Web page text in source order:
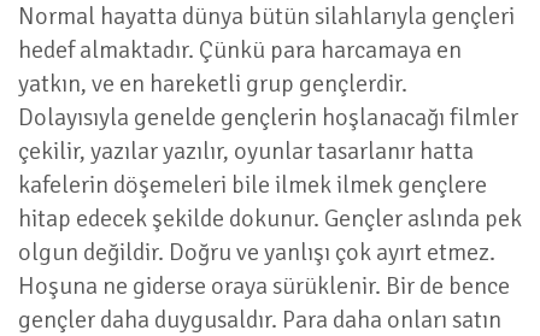
Normal hayatta dünya bütün silahlarıyla gençleri
hedef almaktadır. Çünkü para harcamaya en
yatkın, ve en hareketli grup gençlerdir.
Dolayısıyla genelde gençlerin hoşlanacağı filmler
çekilir, yazılar yazılır, oyunlar tasarlanır hatta
kafelerin döşemeleri bile ilmek ilmek gençlere
hitap edecek şekilde dokunur. Gençler aslında pek
olgun değildir. Doğru ve yanlışı çok ayırt etmez.
Hoşuna ne giderse oraya sürüklenir. Bir de bence
gençler daha duygusaldır. Para daha onları satın